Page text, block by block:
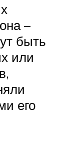
–
быть
или
его